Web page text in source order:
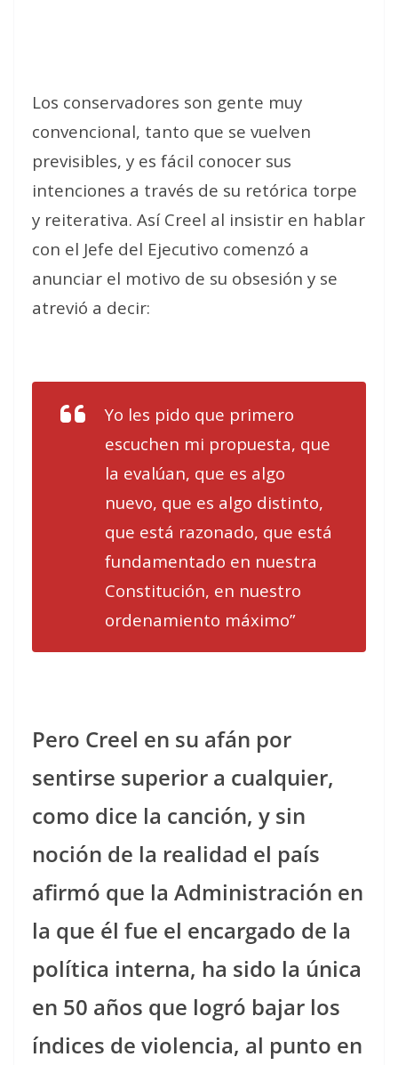
Los conservadores son gente muy
convencional, tanto que se vuelven
previsibles, y es fácil conocer sus
intenciones a través de su retórica torpe
y reiterativa. Así Creel al insistir en hablar
con el Jefe del Ejecutivo comenzó a
anunciar el motivo de su obsesión y se
atrevió a decir:
Yo les pido que primero
escuchen mi propuesta, que
la evalúan, que es algo
nuevo, que es algo distinto,
que está razonado, que está
fundamentado en nuestra
Constitución, en nuestro
ordenamiento máximo”
Pero Creel en su afán por
sentirse superior a cualquier,
como dice la canción, y sin
noción de la realidad el país
afirmó que la Administración en
la que él fue el encargado de la
política interna, ha sido la única
en 50 años que logró bajar los
índices de violencia, al punto en